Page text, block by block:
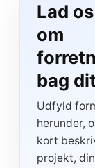
Lad
om
bag
Udfyld
herunder,
kort
projekt, din